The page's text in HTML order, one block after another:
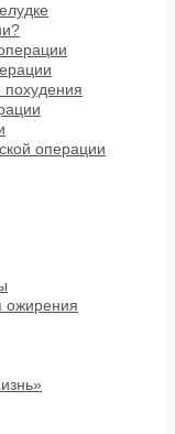
похудения
операции
ожирения